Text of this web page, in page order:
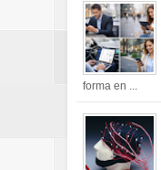
forma en ...